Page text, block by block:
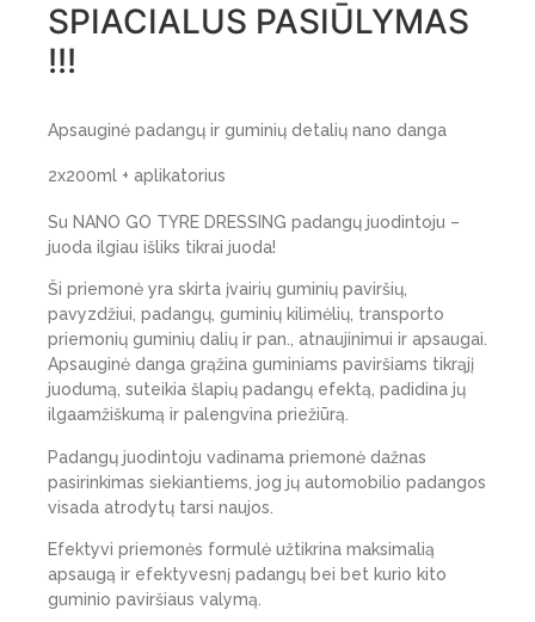
SPIACIALUS PASIŪLYMAS
!!!
Apsauginė padangų ir guminių detalių nano danga
2x200ml + aplikatorius
Su NANO GO TYRE DRESSING padangų juodintoju –
juoda ilgiau išliks tikrai juoda!
Ši priemonė yra skirta įvairių guminių paviršių,
pavyzdžiui, padangų, guminių kilimėlių, transporto
priemonių guminių dalių ir pan., atnaujinimui ir apsaugai.
Apsauginė danga grąžina guminiams paviršiams tikrąjį
juodumą, suteikia šlapių padangų efektą, padidina jų
ilgaamžiškumą ir palengvina priežiūrą.
Padangų juodintoju vadinama priemonė dažnas
pasirinkimas siekiantiems, jog jų automobilio padangos
visada atrodytų tarsi naujos.
Efektyvi priemonės formulė užtikrina maksimalią
apsaugą ir efektyvesnį padangų bei bet kurio kito
guminio paviršiaus valymą.